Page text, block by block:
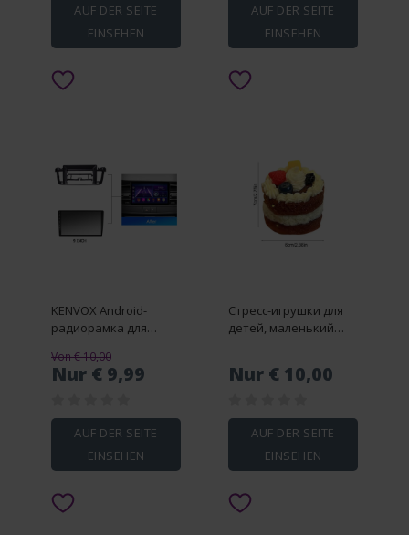
AUF DER SEITE
EINSEHEN
AUF DER SEITE
EINSEHEN
KENVOX Android-
радиорамка для
9-дюймовый 2DIN
панель стерео жгут
шнур
Von € 10,00
Nur € 9,99
AUF DER SEITE
EINSEHEN
Стресс-игрушки для
детей, маленький
имитация еды,
день рождения,
медленно растущая
сенсорная
деятельность на
Nur € 10,00
AUF DER SEITE
EINSEHEN